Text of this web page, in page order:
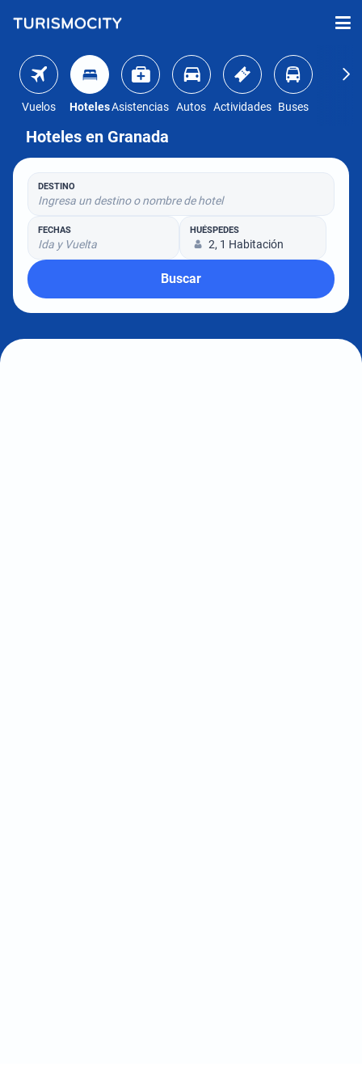
Vuelos HotelesAsistencias Autos Actividades Buses
Hoteles en Granada
DESTINO
Ingresa un destino o nombre de hotel
FECHAS
Ida y Vuelta
HUÉSPEDES
2, 1 Habitación
Buscar